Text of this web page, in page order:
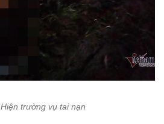
Hiện trường vụ tai nạn